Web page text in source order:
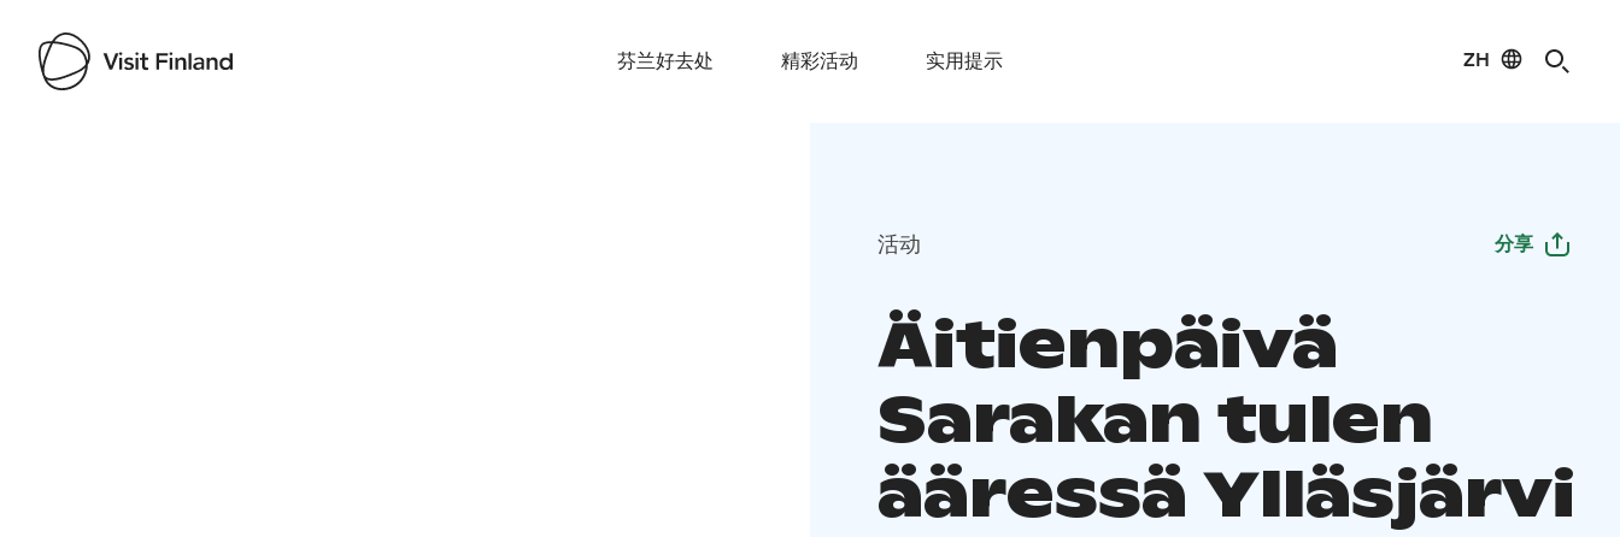
芬兰好去处 精彩活动 实用提示 ZH
活动 分享
Äitienpäivä
Sarakan tulen
ääressä Ylläsjärvi